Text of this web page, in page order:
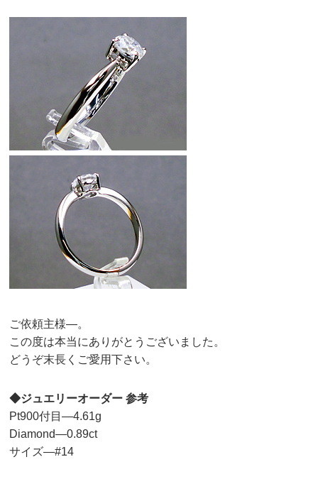
ご依頼主様—。
この度は本当にありがとうございました。
どうぞ末長くご愛用下さい。
◆ジュエリーオーダー 参考
Pt900付目—4.61g
Diamond—0.89ct
サイズ—#14